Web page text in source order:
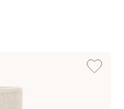
Lägg